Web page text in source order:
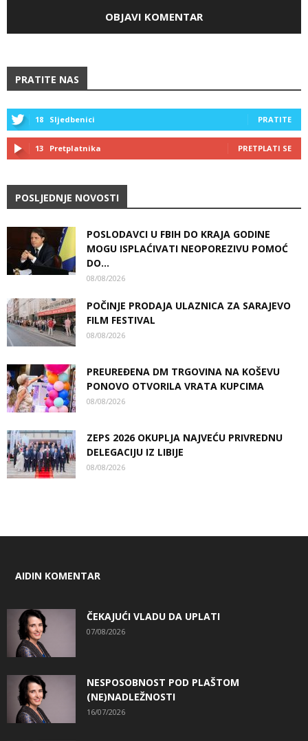
PRATITE NAS
18 Sljedbenici PRATITE
13 Pretplatnika PRETPLATI SE
POSLJEDNJE NOVOSTI
POSLODAVCI U FBIH DO KRAJA GODINE
MOGU ISPLAĆIVATI NEOPOREZIVU POMOĆ
DO...
08/08/2026
POČINJE PRODAJA ULAZNICA ZA SARAJEVO
FILM FESTIVAL
08/08/2026
PREUREĐENA DM TRGOVINA NA KOŠEVU
PONOVO OTVORILA VRATA KUPCIMA
08/08/2026
ZEPS 2026 OKUPLJA NAJVEĆU PRIVREDNU
DELEGACIJU IZ LIBIJE
08/08/2026
AIDIN KOMENTAR
ČEKAJUĆI VLADU DA UPLATI
07/08/2026
NESPOSOBNOST POD PLAŠTOM
(NE)NADLEŽNOSTI
16/07/2026